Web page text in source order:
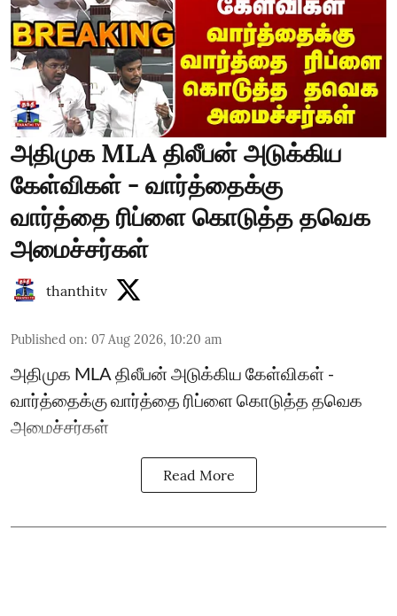
அதிமுக MLA திலீபன் அடுக்கிய
கேள்விகள் - வார்த்தைக்கு
வார்த்தை ரிப்ளை கொடுத்த தவெக
அமைச்சர்கள்
thanthitv
Published on: 07 Aug 2026, 10:20 am
அதிமுக MLA திலீபன் அடுக்கிய கேள்விகள் -
வார்த்தைக்கு வார்த்தை ரிப்ளை கொடுத்த தவெக
அமைச்சர்கள்
Read More